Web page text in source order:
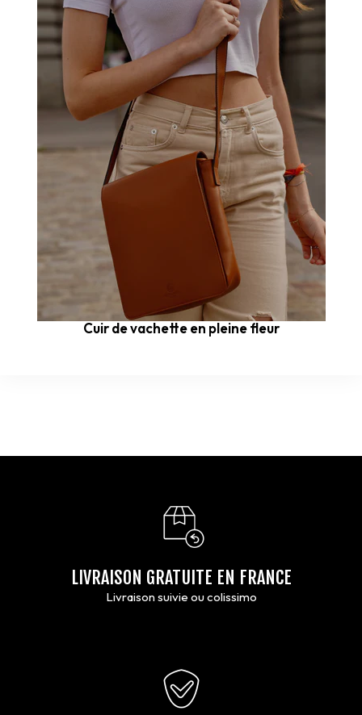
Cuir de vachette en pleine fleur
LIVRAISON GRATUITE EN FRANCE
Livraison suivie ou colissimo